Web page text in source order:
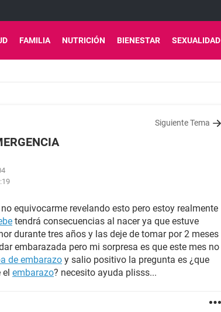
FAMILIA NUTRICIÓN BIENESTAR SEXUALIDAD
Siguiente Tema
equivocarme revelando esto pero estoy realmente
tendrá consecuencias al nacer ya que estuve
durante tres años y las deje de tomar por 2 meses
embarazada pero mi sorpresa es que este mes no
de embarazo y salio positivo la pregunta es ¿que
el embarazo? necesito ayuda plisss...